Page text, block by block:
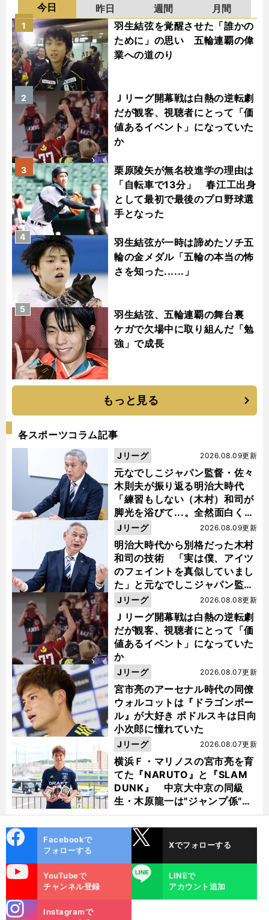
今日 昨日 週間
月間
羽生結弦を覚醒させた「誰かの
ために」の思い 五輪連覇の偉
業への道のり
1
Ｊリーグ開幕戦は白熱の逆転劇
だが観客、視聴者にとって「価
値あるイベント」になっていた
か
2
栗原陵矢が無名校進学の理由は
「自転車で13分」 春江工出身
として最初で最後のプロ野球選
手となった
3
羽生結弦が一時は諦めたソチ五
輪の金メダル「五輪の本当の怖
さを知った......」
4
羽生結弦、五輪連覇の舞台裏
ケガで欠場中に取り組んだ「勉
強」で成長
5
もっと見る
各スポーツコラム記事
元なでしこジャパン監督・佐々
木則夫が振り返る明治大時代
「練習もしない（木村）和司が
脚光を浴びて...。全然面白くな
い４年間でした」
2026.08.09更新
Jリーグ
明治大時代から別格だった木村
和司の技術 「実は僕、アイツ
のフェイントを真似していまし
た」と元なでしこジャパン監
督・佐々木則夫
2026.08.09更新
Jリーグ
Ｊリーグ開幕戦は白熱の逆転劇
だが観客、視聴者にとって「価
値あるイベント」になっていた
か
2026.08.08更新
Jリーグ
宮市亮のアーセナル時代の同僚
ウォルコットは『ドラゴンボー
ル』が大好き ポドルスキは日向
小次郎に憧れていた
2026.08.07更新
Jリーグ
横浜Ｆ・マリノスの宮市亮を育
てた『NARUTO』と『SLAM
DUNK』 中京大中京の同級
生・木原龍一は"ジャンプ係"だ
った
2026.08.07更新
Jリーグ
ok
Facebookで
フォローする
Xでフォローする
YouTubeで
チャンネル登録
LINE
LINEで
アカウント追加
Instagramで